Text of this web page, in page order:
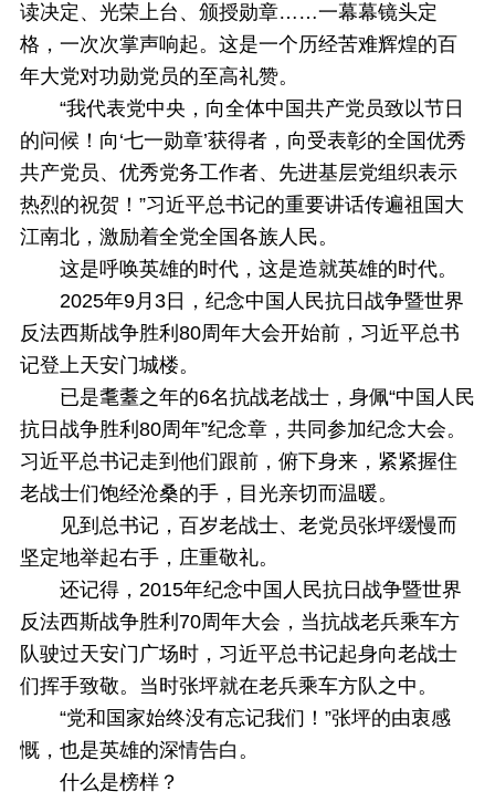
读决定、光荣上台、颁授勋章……一幕幕镜头定
格，一次次掌声响起。这是一个历经苦难辉煌的百
年大党对功勋党员的至高礼赞。
“我代表党中央，向全体中国共产党员致以节日
的问候！向‘七一勋章’获得者，向受表彰的全国优秀
共产党员、优秀党务工作者、先进基层党组织表示
热烈的祝贺！”习近平总书记的重要讲话传遍祖国大
江南北，激励着全党全国各族人民。
这是呼唤英雄的时代，这是造就英雄的时代。
2025年9月3日，纪念中国人民抗日战争暨世界
反法西斯战争胜利80周年大会开始前，习近平总书
记登上天安门城楼。
已是耄耋之年的6名抗战老战士，身佩“中国人民
抗日战争胜利80周年”纪念章，共同参加纪念大会。
习近平总书记走到他们跟前，俯下身来，紧紧握住
老战士们饱经沧桑的手，目光亲切而温暖。
见到总书记，百岁老战士、老党员张坪缓慢而
坚定地举起右手，庄重敬礼。
还记得，2015年纪念中国人民抗日战争暨世界
反法西斯战争胜利70周年大会，当抗战老兵乘车方
队驶过天安门广场时，习近平总书记起身向老战士
们挥手致敬。当时张坪就在老兵乘车方队之中。
“党和国家始终没有忘记我们！”张坪的由衷感
慨，也是英雄的深情告白。
什么是榜样？